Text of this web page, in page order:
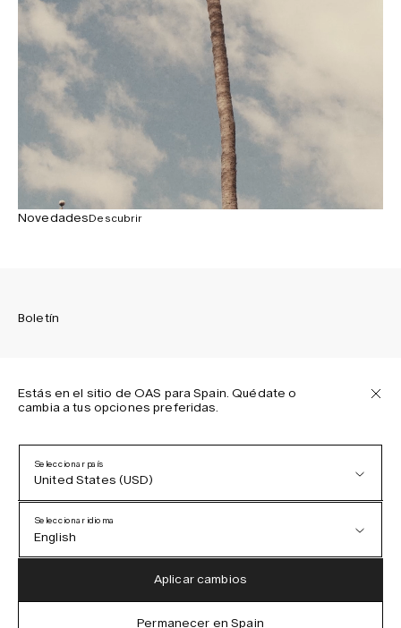
NovedadesDescubrir
Boletín
Suscríbete para recibir las últimas novedades sobre las
Política de privacidad
Términos y condiciones
Accesibilidad
Política de cookies
Estás en el sitio de OAS para Spain. Quédate o
cambia a tus opciones preferidas.
Seleccionar país
United States (USD)
Austria (EUR)
Seleccionar idioma
English
German
Aplicar cambios
Permanecer en Spain